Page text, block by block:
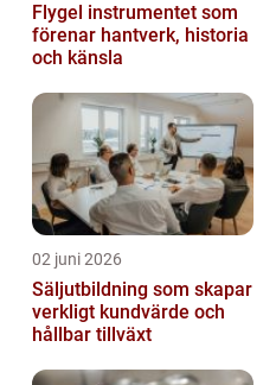
Flygel instrumentet som
förenar hantverk, historia
och känsla
02 juni 2026
Säljutbildning som skapar
verkligt kundvärde och
hållbar tillväxt